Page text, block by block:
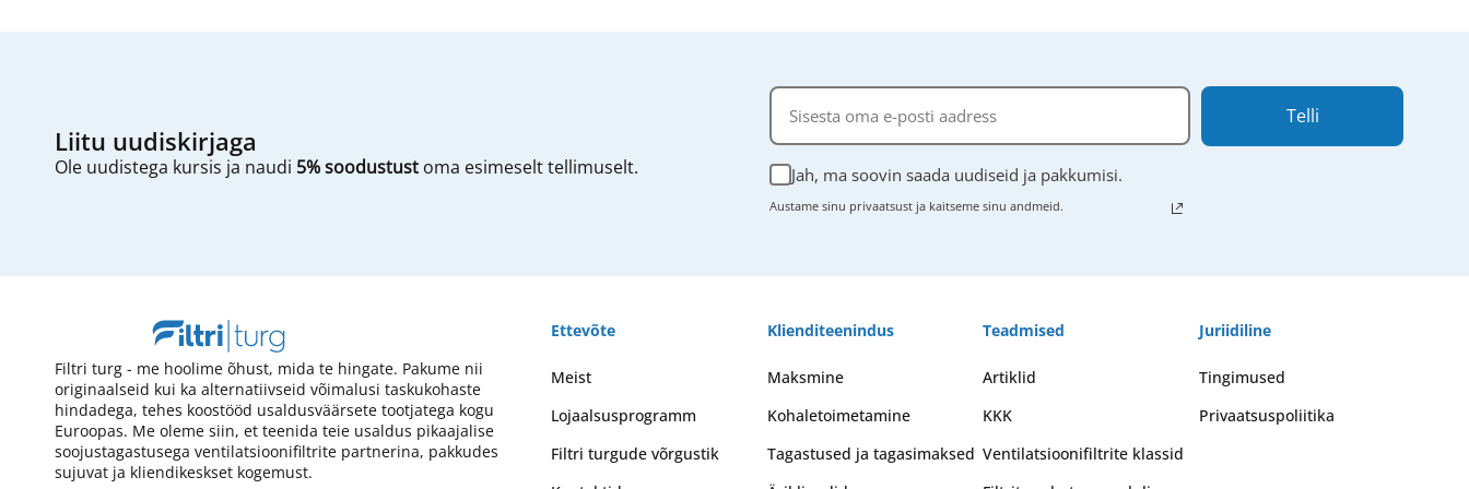
Liitu uudiskirjaga
Ole uudistega kursis ja naudi 5% soodustust oma esimeselt tellimuselt. Jah, ma soovin saada uudiseid ja pakkumisi.
Austame sinu privaatsust ja kaitseme sinu andmeid.
Telli
Filtri turg - me hoolime õhust, mida te hingate. Pakume nii
originaalseid kui ka alternatiivseid võimalusi taskukohaste
hindadega, tehes koostööd usaldusväärsete tootjatega kogu
Euroopas. Me oleme siin, et teenida teie usaldus pikaajalise
soojustagastusega ventilatsioonifiltrite partnerina, pakkudes
sujuvat ja kliendikeskset kogemust.
Ettevõte
Meist
Lojaalsusprogramm
Filtri turgude võrgustik
Klienditeenindus
Maksmine
Kohaletoimetamine
Tagastused ja tagasimaksed
Teadmised
Artiklid
KKK
Ventilatsioonifiltrite klassid
Juriidiline
Tingimused
Privaatsuspoliitika